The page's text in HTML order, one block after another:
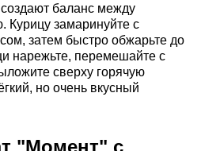
баланс между
Курицу замаринуйте с
затем быстро обжарьте до
нарежьте, перемешайте с
сверху горячую
но очень вкусный
"Момент" с